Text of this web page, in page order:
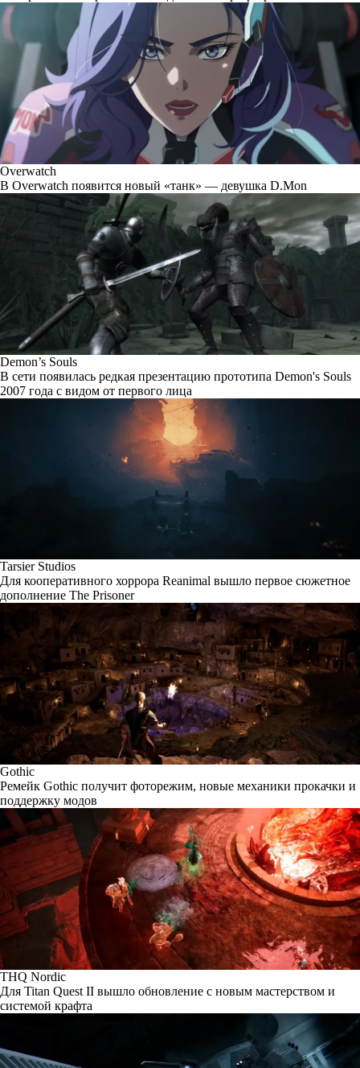
Overwatch
В Overwatch появится новый «танк» — девушка D.Mon
Demon’s Souls
В сети появилась редкая презентацию прототипа Demon's Souls
2007 года с видом от первого лица
Tarsier Studios
Для кооперативного хоррора Reanimal вышло первое сюжетное
дополнение The Prisoner
Gothic
Ремейк Gothic получит фоторежим, новые механики прокачки и
поддержку модов
THQ Nordic
Для Titan Quest II вышло обновление с новым мастерством и
системой крафта